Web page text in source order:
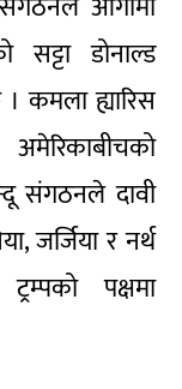
सट्टा डोनाल्ड
कमला ह्यारिस
अमेरिकाबीचको
संगठनले दावी
जर्जिया र नर्थ
पक्षमा